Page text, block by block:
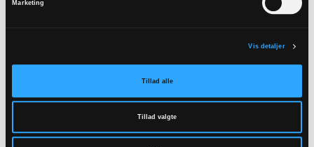
Marketing
Vis detaljer
Tillad alle
Tillad valgte
Tonen er nøgtern og lavmælt. Den udfolder og
fra end at fortællingen står frem i egen ret. Og
billederne er modige og smukke – både, når de
vover det afdæmpede, åbne og søgende og når
de vover det dramatiske og bevægende. Den